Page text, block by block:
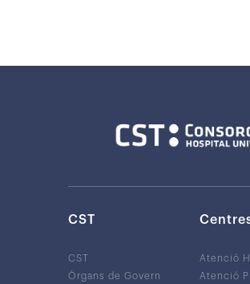
CST
CST
Òrgans de Govern
Atenció
Atenció